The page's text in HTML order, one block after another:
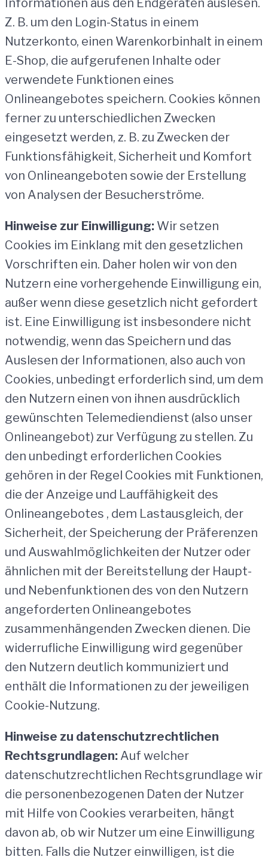
Informationen aus den Endgeräten auslesen.
Z. B. um den Login-Status in einem
Nutzerkonto, einen Warenkorbinhalt in einem
E-Shop, die aufgerufenen Inhalte oder
verwendete Funktionen eines
Onlineangebotes speichern. Cookies können
ferner zu unterschiedlichen Zwecken
eingesetzt werden, z. B. zu Zwecken der
Funktionsfähigkeit, Sicherheit und Komfort
von Onlineangeboten sowie der Erstellung
von Analysen der Besucherströme.
Hinweise zur Einwilligung: Wir setzen
Cookies im Einklang mit den gesetzlichen
Vorschriften ein. Daher holen wir von den
Nutzern eine vorhergehende Einwilligung ein,
außer wenn diese gesetzlich nicht gefordert
ist. Eine Einwilligung ist insbesondere nicht
notwendig, wenn das Speichern und das
Auslesen der Informationen, also auch von
Cookies, unbedingt erforderlich sind, um dem
den Nutzern einen von ihnen ausdrücklich
gewünschten Telemediendienst (also unser
Onlineangebot) zur Verfügung zu stellen. Zu
den unbedingt erforderlichen Cookies
gehören in der Regel Cookies mit Funktionen,
die der Anzeige und Lauffähigkeit des
Onlineangebotes , dem Lastausgleich, der
Sicherheit, der Speicherung der Präferenzen
und Auswahlmöglichkeiten der Nutzer oder
ähnlichen mit der Bereitstellung der Haupt-
und Nebenfunktionen des von den Nutzern
angeforderten Onlineangebotes
zusammenhängenden Zwecken dienen. Die
widerrufliche Einwilligung wird gegenüber
den Nutzern deutlich kommuniziert und
enthält die Informationen zu der jeweiligen
Cookie-Nutzung.
Hinweise zu datenschutzrechtlichen
Rechtsgrundlagen: Auf welcher
datenschutzrechtlichen Rechtsgrundlage wir
die personenbezogenen Daten der Nutzer
mit Hilfe von Cookies verarbeiten, hängt
davon ab, ob wir Nutzer um eine Einwilligung
bitten. Falls die Nutzer einwilligen, ist die